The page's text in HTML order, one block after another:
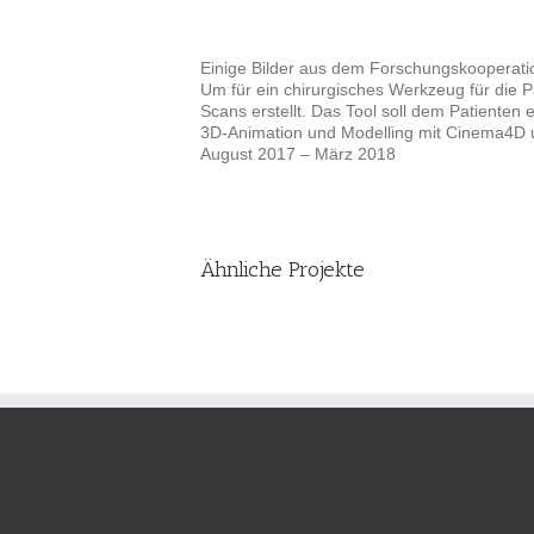
Einige Bilder aus dem
Um für ein chirurgisches Werkzeug für die
Scans erstellt. Das Tool soll dem Patienten
3D-Animation und Modelling mit Cinema4D
August 2017 – März 2018
Ähnliche Projekte